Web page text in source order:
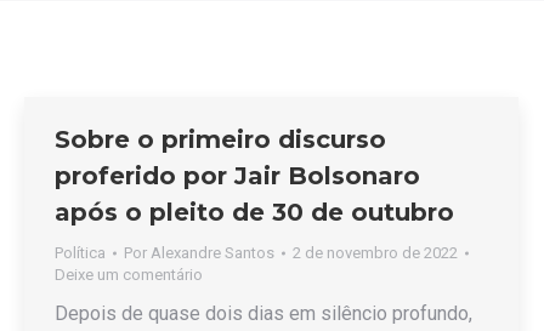
Sobre o primeiro discurso
proferido por Jair Bolsonaro
após o pleito de 30 de outubro
Política Por Alexandre Santos
2 de novembro de 2022
Deixe um comentário
Depois de quase dois dias em silêncio profundo,